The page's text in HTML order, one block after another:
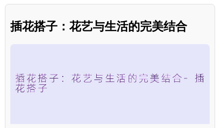
插花搭子：花艺与生活的完美结合